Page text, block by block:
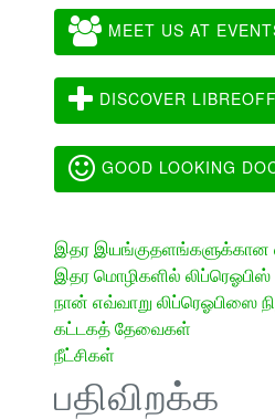
MEET US AT
DISCOVER
GOOD LOOKING
இதர இயங்குதளங்களுக்கான
இதர மொழிகளில் லிப்ரெஓபிஸ்
நான் எவ்வாறு லிப்ரெஓபிஸை
கட்டகத் தேவைகள்
நீட்சிகள்
பதிவிறக்க